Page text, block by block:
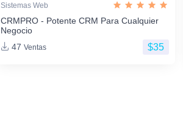
Sistemas Web
CRMPRO - Potente CRM Para Cualquier
Negocio
47 Ventas $35